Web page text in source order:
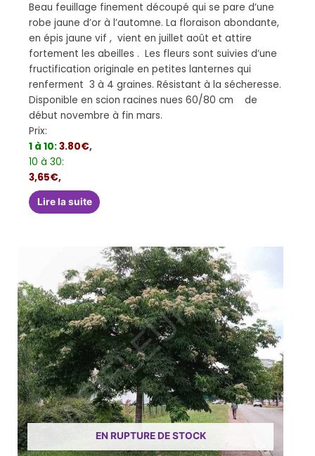
Beau feuillage finement découpé qui se pare d’une
robe jaune d’or à l’automne. La floraison abondante,
en épis jaune vif , vient en juillet août et attire
fortement les abeilles . Les fleurs sont suivies d’une
fructification originale en petites lanternes qui
renferment 3 à 4 graines. Résistant à la sécheresse.
Disponible en scion racines nues 60/80 cm de
début novembre à fin mars.
Prix:
1 à 10:3.80€,
10 à 30:
3,65€,
Lire la suite
EN RUPTURE DE STOCK